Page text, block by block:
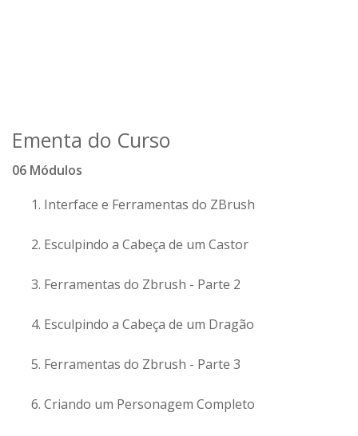
Ementa do Curso
06 Módulos
Interface e Ferramentas do ZBrush
Esculpindo a Cabeça de um Castor
Ferramentas do Zbrush - Parte 2
Esculpindo a Cabeça de um Dragão
Ferramentas do Zbrush - Parte 3
Criando um Personagem Completo